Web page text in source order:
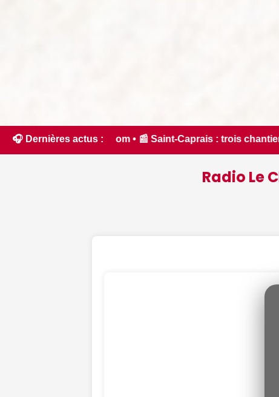
🎧 Dernières actus :
chantiers menés par le SDE 18 pour moderniser
Radio Le